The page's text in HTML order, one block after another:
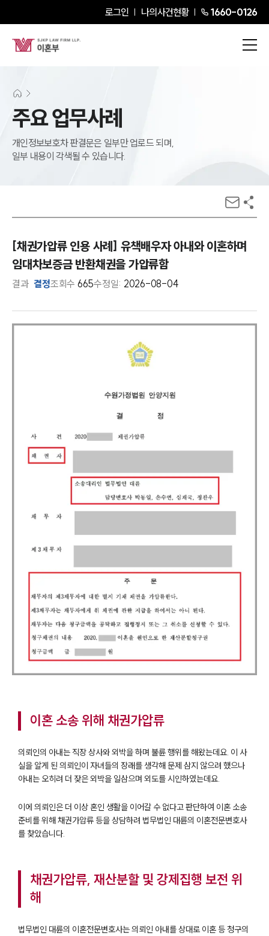
로그인 나의사건현황 1660-0126
주요 업무사례
개인정보보호차 판결문은 일부만 업로드 되며,
일부 내용이 각색될 수 있습니다.
[채권가압류 인용 사례] 유책배우자 아내와 이혼하며
임대차보증금 반환채권을 가압류함
결과 결정조회수 665수정일: 2026-08-04
이혼 소송 위해 채권가압류
의뢰인의 아내는 직장 상사와 외박을 하며 불륜 행위를 해왔는데요. 이 사
실을 알게 된 의뢰인이 자녀들의 장래를 생각해 문제 삼지 않으려 했으나
아내는 오히려 더 잦은 외박을 일삼으며 외도를 시인하였는데요.
이에 의뢰인은 더 이상 혼인 생활을 이어갈 수 없다고 판단하여 이혼 소송
준비를 위해 채권가압류 등을 상담하려 법무법인 대륜의 이혼전문변호사
를 찾았습니다.
채권가압류, 재산분할 및 강제집행 보전 위
해
법무법인 대륜의 이혼전문변호사는 의뢰인 아내를 상대로 이혼 등 청구의